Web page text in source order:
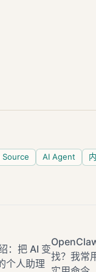
Source AI Agent
：把 AI 变
个人助理
找？我常